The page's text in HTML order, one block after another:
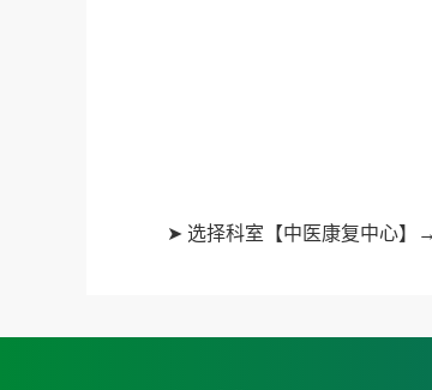
➤ 选择科室【中医康复中心】→